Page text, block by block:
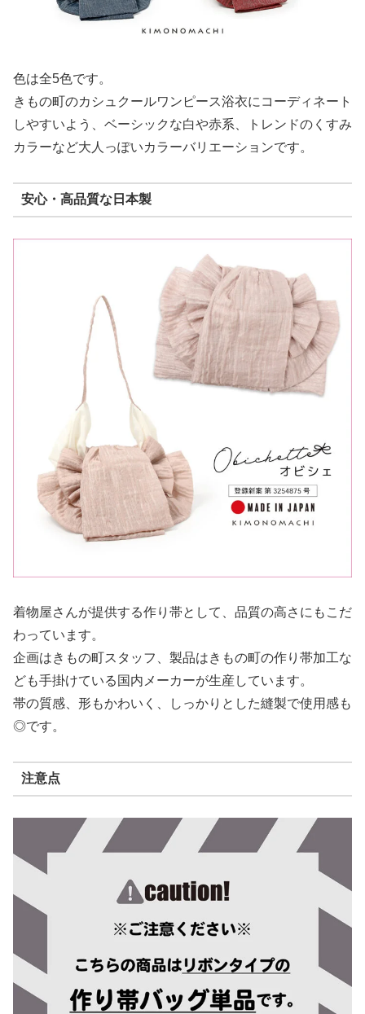
色は全5色です。
きもの町のカシュクールワンピース浴衣にコーディネート
しやすいよう、ベーシックな白や赤系、トレンドのくすみ
カラーなど大人っぽいカラーバリエーションです。
安心・高品質な日本製
着物屋さんが提供する作り帯として、品質の高さにもこだ
わっています。
企画はきもの町スタッフ、製品はきもの町の作り帯加工な
ども手掛けている国内メーカーが生産しています。
帯の質感、形もかわいく、しっかりとした縫製で使用感も
◎です。
注意点